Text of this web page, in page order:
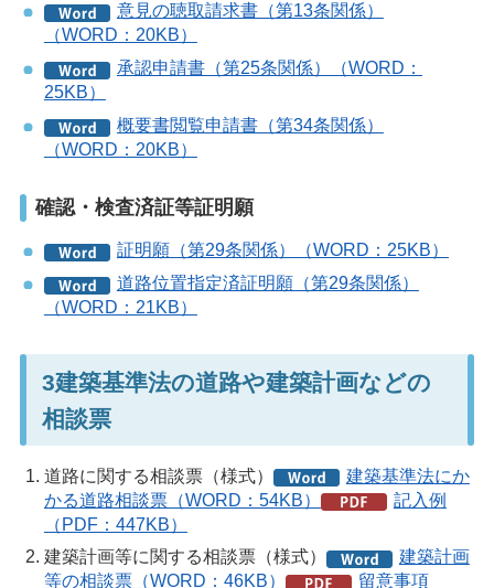
意見の聴取請求書（第13条関係）
（WORD：20KB）
承認申請書（第25条関係）（WORD：
25KB）
概要書閲覧申請書（第34条関係）
（WORD：20KB）
確認・検査済証等証明願
証明願（第29条関係）（WORD：25KB）
道路位置指定済証明願（第29条関係）
（WORD：21KB）
3建築基準法の道路や建築計画などの
相談票
道路に関する相談票（様式）
建築基準法にか
かる道路相談票（WORD：54KB）
記入例
（PDF：447KB）
建築計画等に関する相談票（様式）
建築計画
等の相談票（WORD：46KB）
留意事項